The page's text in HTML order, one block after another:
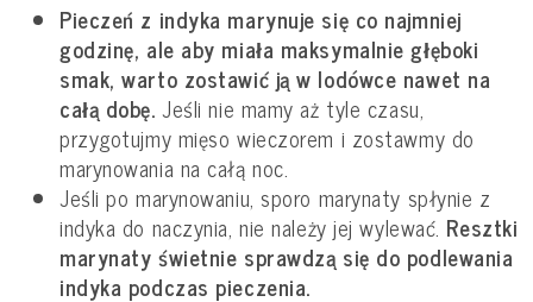
Pieczeń z indyka marynuje się co najmniej
godzinę, ale aby miała maksymalnie głęboki
smak, warto zostawić ją w lodówce nawet na
całą dobę.Jeśli nie mamy aż tyle czasu,
przygotujmy mięso wieczorem i zostawmy do
marynowania na całą noc.
Jeśli po marynowaniu, sporo marynaty spłynie z
indyka do naczynia, nie należy jej wylewać. Resztki
marynaty świetnie sprawdzą się do podlewania
indyka podczas pieczenia.